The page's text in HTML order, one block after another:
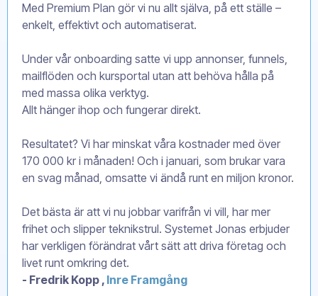
Med Premium Plan gör vi nu allt själva, på ett ställe –
enkelt, effektivt och automatiserat.
Under vår onboarding satte vi upp annonser, funnels,
mailflöden och kursportal utan att behöva hålla på
med massa olika verktyg.
Allt hänger ihop och fungerar direkt.
Resultatet? Vi har minskat våra kostnader med över
170 000 kr i månaden! Och i januari, som brukar vara
en svag månad, omsatte vi ändå runt en miljon kronor.
Det bästa är att vi nu jobbar varifrån vi vill, har mer
frihet och slipper teknikstrul. Systemet Jonas erbjuder
har verkligen förändrat vårt sätt att driva företag och
livet runt omkring det.
- Fredrik Kopp , Inre Framgång